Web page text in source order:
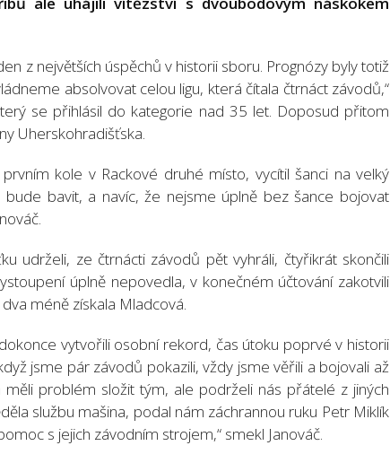
z největších úspěchů v historii sboru. Prognózy byly totiž
absolvovat celou ligu, která čítala čtrnáct závodů,“
se přihlásil do kategorie nad 35 let. Doposud přitom
Uherskohradišťska.
kole v Rackové druhé místo, vycítil šanci na velký
bavit, a navíc, že nejsme úplně bez šance bojovat
udrželi, ze čtrnácti závodů pět vyhráli, čtyřikrát skončili
úplně nepovedla, v konečném účtování zakotvili
méně získala Mladcová.
vytvořili osobní rekord, čas útoku poprvé v historii
jsme pár závodů pokazili, vždy jsme věřili a bojovali až
problém složit tým, ale podrželi nás přátelé z jiných
službu mašina, podal nám záchrannou ruku Petr Miklík
s jejich závodním strojem,“ smekl Janováč.